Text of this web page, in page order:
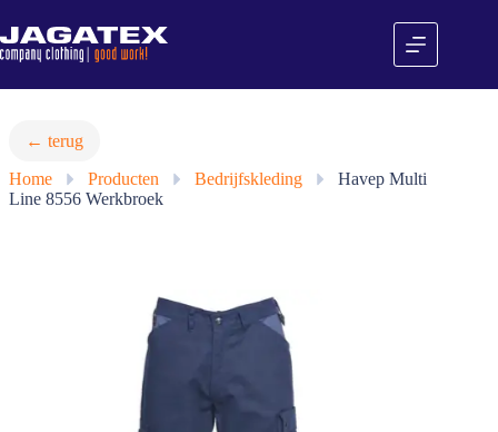
naar
de
inhoud
← terug
Home
» Producten » Bedrijfskleding »
Havep Multi
Line 8556 Werkbroek